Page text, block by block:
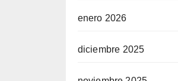
enero 2026
diciembre 2025